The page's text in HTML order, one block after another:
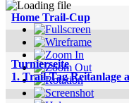
Home Trail-Cup
Turnierseite
1. Trail-Tag Reitanlage